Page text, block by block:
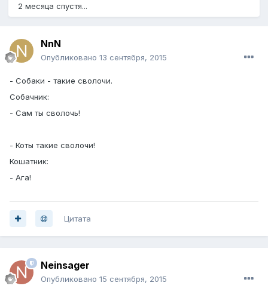
2 месяца спустя...
NnN
Опубликовано 13 сентября, 2015
- Собаки - такие сволочи.
Собачник:
- Сам ты сволочь!
- Коты такие сволочи!
Кошатник:
- Ага!
Цитата
Neinsager
Опубликовано 15 сентября, 2015